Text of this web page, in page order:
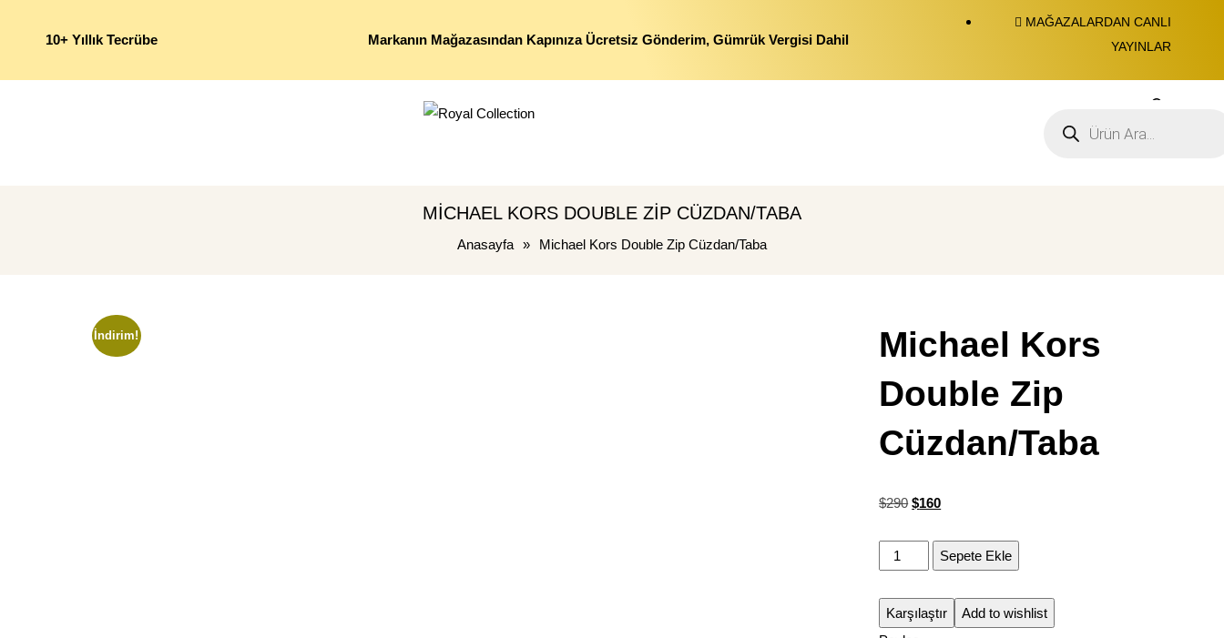
10+ Yıllık Tecrübe Markanın Mağazasından Kapınıza Ücretsiz Gönderim, Gümrük Vergisi Dahil
MAĞAZALARDAN CANLI
YAYINLAR
MICHAEL KORS DOUBLE ZIP CÜZDAN/TABA
Anasayfa » Michael Kors Double Zip Cüzdan/Taba
İndirim!
Michael Kors
Double Zip
Cüzdan/Taba
$290 $160
Sepete Ekle
Karşılaştır
Add to wishlist